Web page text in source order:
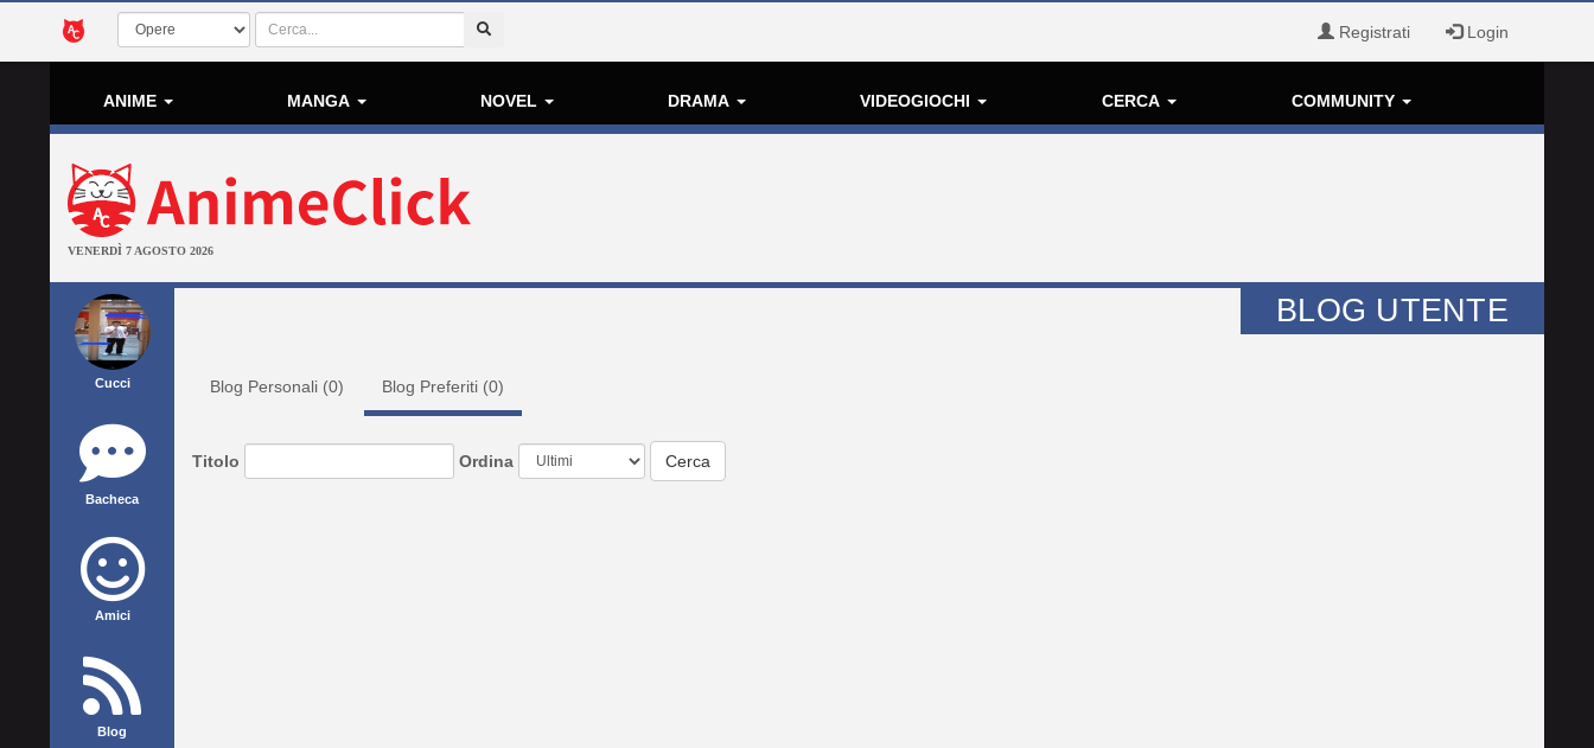
Registrati Login
ANIME MANGA NOVEL DRAMA VIDEOGIOCHI CERCA COMMUNITY
VENERDÌ 7 AGOSTO 2026
Cucci
Bacheca
Amici
Blog
BLOG UTENTE
Blog Personali (0) Blog Preferiti (0)
Titolo Ordina